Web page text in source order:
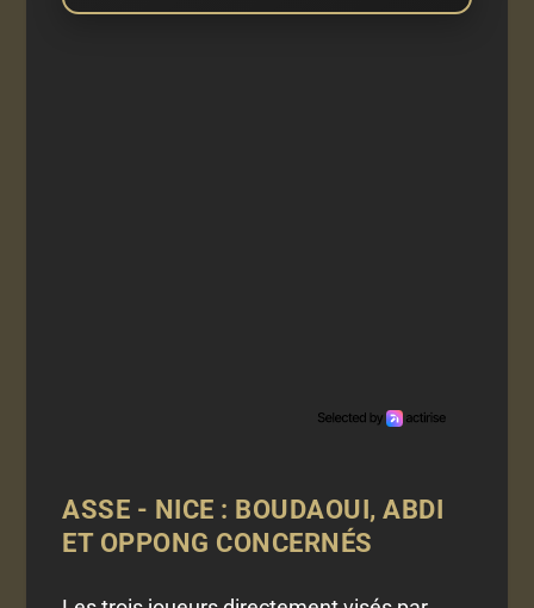
ASSE - NICE : BOUDAOUI, ABDI
ET OPPONG CONCERNÉS